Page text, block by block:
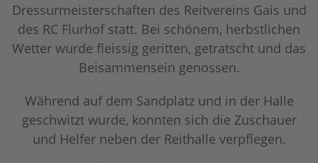
Dressurmeisterschaften des Reitvereins Gais und
des RC Flurhof statt. Bei schönem, herbstlichen
Wetter wurde fleissig geritten, getratscht und das
Beisammensein genossen.
Während auf dem Sandplatz und in der Halle
geschwitzt wurde, konnten sich die Zuschauer
und Helfer neben der Reithalle verpflegen.